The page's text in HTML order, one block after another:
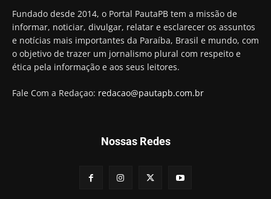
Hugo Motta retira projeto que permitia bancos
"confiscar" dinheiro de clientes
01:49
Descaso da gestão Panta deixa crianças e
professoras 'ilhadas' em creche
00:16
Fundado desde 2014, o Portal PautaPB tem a missão de
informar, noticiar, divulgar, relatar e esclarecer os assuntos
e notícias mais importantes da Paraíba, Brasil e mundo, com
o objetivo de trazer um jornalismo plural com respeito e
ética pela informação e aos seus leitores.
Fale Com a Redaçao: redacao@pautapb.com.br
Nossas Redes